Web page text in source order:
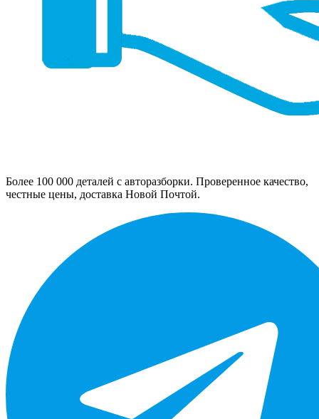
Более 100 000 деталей с авторазборки. Проверенное качество,
честные цены, доставка Новой Почтой.